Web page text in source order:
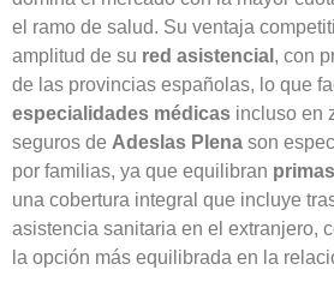
el ramo de salud. Su ventaja
amplitud de su red asistencial , con
de las provincias españolas, lo que
especialidades médicas incluso en
seguros de Adeslas Plena son
por familias, ya que equilibran
una cobertura integral que incluye
asistencia sanitaria en el extranjero,
la opción más equilibrada en la